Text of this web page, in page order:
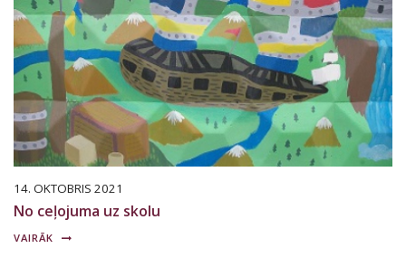
14. OKTOBRIS 2021
No ceļojuma uz skolu
VAIRĀK